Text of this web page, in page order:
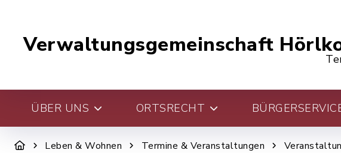
Verwaltungsgemeinschaft
ÜBER UNS ORTSRECHT
Leben & Wohnen Termine & Veranstaltungen